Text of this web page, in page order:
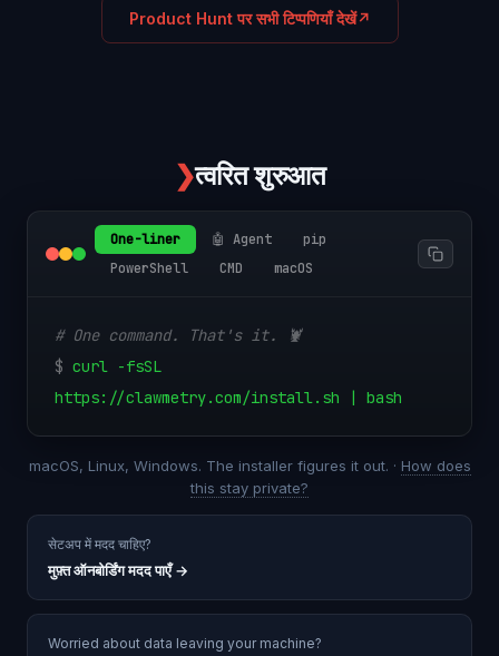
Product Hunt पर सभी टिप्पणियाँ देखें↗
❯त्वरित शुरुआत
One-liner 🤖 Agent
pip
PowerShell
CMD macOS
# One command. That's it. 🦞
$ curl -fsSL
https://clawmetry.com/install.sh | bash
macOS, Linux, Windows. The installer figures it out. · How does
this stay private?
सेटअप में मदद चाहिए?
मुफ़्त ऑनबोर्डिंग मदद पाएँ→
Worried about data leaving your machine?